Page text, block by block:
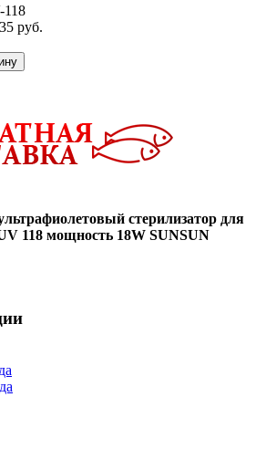
118
руб.
льтрафиолетовый стерилизатор для
118 мощность 18W SUNSUN